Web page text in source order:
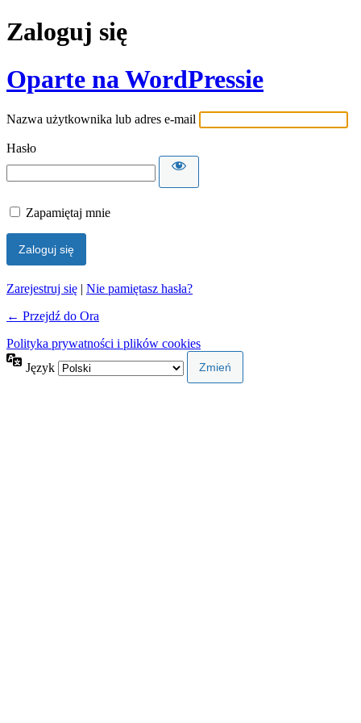
Zaloguj się
Oparte na WordPressie
Nazwa użytkownika lub adres e-mail
Hasło
Zapamiętaj mnie
Zarejestruj się | Nie pamiętasz hasła?
← Przejdź do Ora
Polityka prywatności i plików cookies
Język